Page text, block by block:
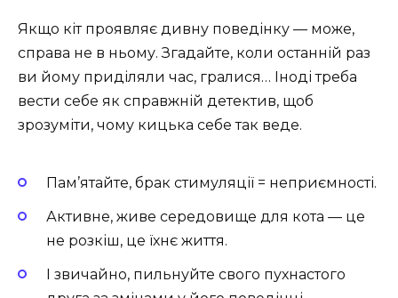
Якщо кіт проявляє дивну поведінку — може,
справа не в ньому. Згадайте, коли останній раз
ви йому приділяли час, гралися… Іноді треба
вести себе як справжній детектив, щоб
зрозуміти, чому кицька себе так веде.
Пам’ятайте, брак стимуляції = неприємності.
Активне, живе середовище для кота — це
не розкіш, це їхнє життя.
І звичайно, пильнуйте свого пухнастого